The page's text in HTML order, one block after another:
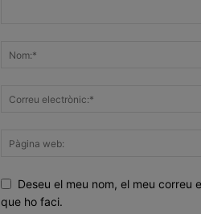
Deseu el meu nom, el meu
que ho faci.